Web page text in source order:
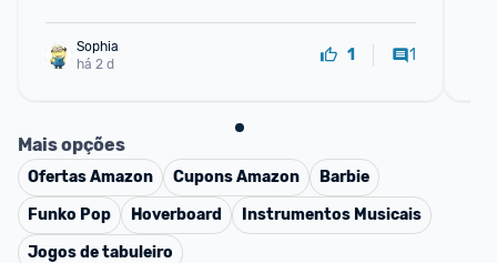
Sophia
há 2 d
1 1
Mais opções
OfertasAmazon CuponsAmazon
Barbie
Funko Pop
Hoverboard
Instrumentos Musicais
Jogos de tabuleiro